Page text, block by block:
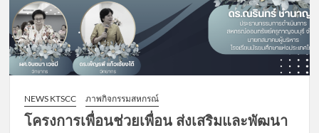
สมาชิก
อย่าง
มี
ความ
รับ
ชอบ”
NEWS KTSCC ภาพกิจกรรมสหกรณ์
โครงการเพื่อนช่วยเพื่อน ส่งเสริมและพัฒนา